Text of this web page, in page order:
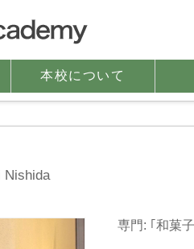
本校について
専門: ｢和菓